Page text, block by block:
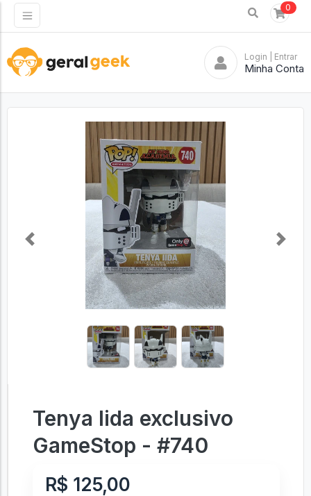
0
Login | Entrar
Minha Conta
Previous Next
Tenya Iida exclusivo
GameStop - #740
R$ 125,00